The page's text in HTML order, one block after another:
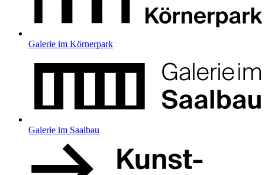
Galerie im Körnerpark
Galerie im Saalbau